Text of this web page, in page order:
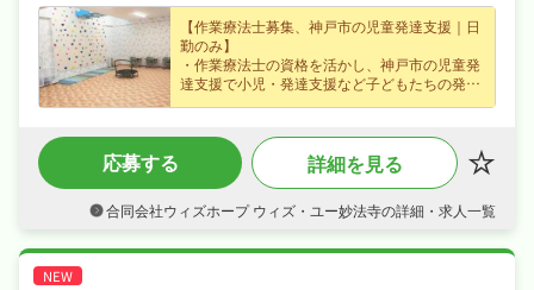
・活動記録作成等の書類作成
・送迎など
【作業療法士募集、神戸市の児童発達支援｜日
勤のみ】
・作業療法士の資格を活かし、神戸市の児童発
達支援で小児・発達支援など子どもたちの発達
当など各種手当・昇給ありなど好待遇で、あな
たの経験を正当に評価します！
・日勤のみで週休2日制・日曜・祝日休み・年
暇・GWなど長期休暇も取りやすくワークライ
・社会保険完備、退職金制度ありが揃い、安心
応募する 詳細を見る
合同会社ウィズホープ ウィズ・ユー妙法寺の詳細・求人一覧